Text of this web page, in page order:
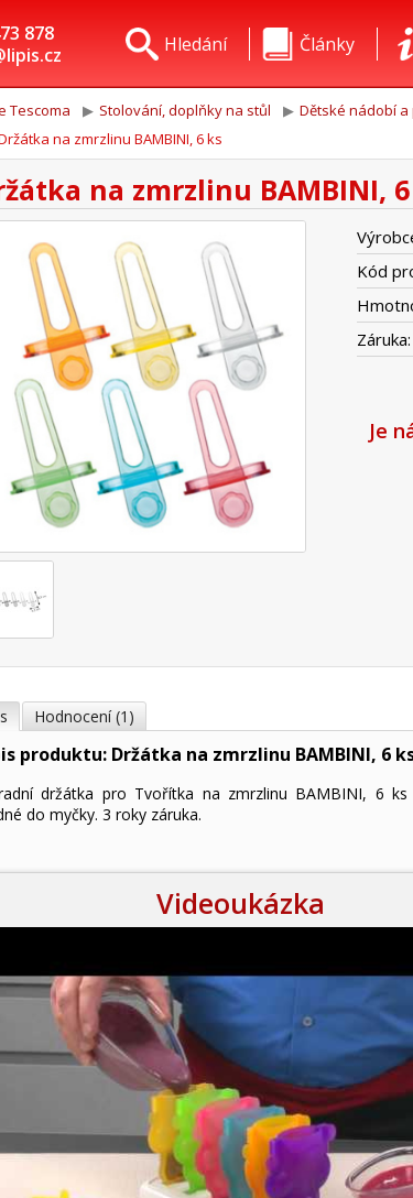
878
Články
Hledání
Tescoma Stolování, doplňky na stůl
Dětské nádobí a
na zmrzlinu BAMBINI, 6 ks
na zmrzlinu BAMBINI,
Kód
Záruka:
Je
Hodnocení (1)
produktu: Držátka na zmrzlinu BAMBINI, 6
držátka pro Tvořítka na zmrzlinu BAMBINI, 6 ks
do myčky. 3 roky záruka.
Videoukázka